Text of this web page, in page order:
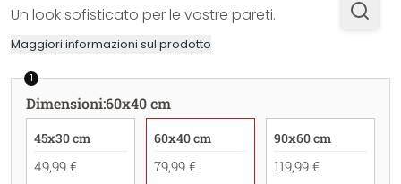
Un look sofisticato per le vostre pareti.
Maggiori informazioni sul prodotto
1
Dimensioni:60x40 cm
45x30 cm
49,99 €
60x40 cm
79,99 €
90x60 cm
119,99 €